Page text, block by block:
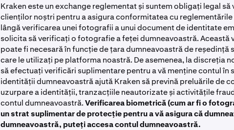
Kraken este un exchange reglementat și suntem obligați legal
clienților noștri pentru a asigura conformitatea cu
lângă verificarea unei fotografii a unui document de identitate
solicita să verificați o fotografie a feței dumneavoastră. Această
poate fi necesară în funcție de țara dumneavoastră de reședință
care le utilizați pe platforma noastră. De asemenea, la discreția
să efectuați verificări suplimentare pentru a vă menține contul în
identității dumneavoastră ajută Kraken să prevină preluările de
uzurpare a identității, tranzacțiile neautorizate și activitățile
contul dumneavoastră.Verificarea biometrică (cum ar fi o
un strat suplimentar de protecție pentru a vă asigura că
dumneavoastră, puteți accesa contul dumneavoastră.